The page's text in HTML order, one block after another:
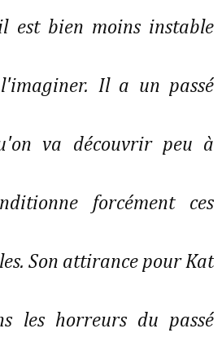
est bien moins instable
Il a un passé
va découvrir peu à
forcément ces
Son attirance pour Kat
les horreurs du passé